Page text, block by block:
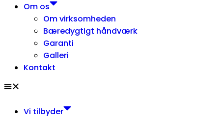
Om os
Om virksomheden
Bæredygtigt håndværk
Garanti
Galleri
Kontakt
Vi tilbyder